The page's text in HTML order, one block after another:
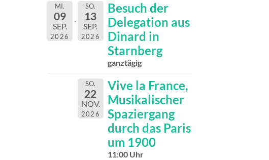
MI.
09
SEP.
2026
SO.
13
SEP.
2026
Besuch der
Delegation aus
Dinard in
Starnberg
ganztägig
SO.
22
NOV.
2026
Vive la France,
Musikalischer
Spaziergang
durch das Paris
um 1900
11:00 Uhr